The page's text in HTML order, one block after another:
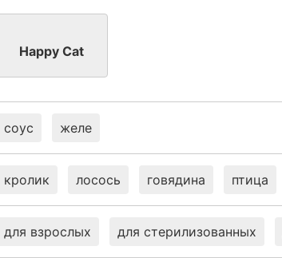
Happy Cat
соус желе
кролик лосось говядина птица
для взрослых для стерилизованных